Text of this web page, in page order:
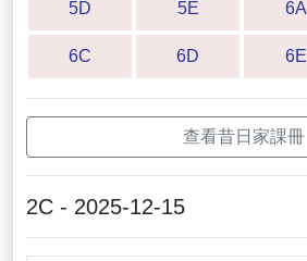
5D 5E 6A
6C 6D 6E
查看昔日家課冊
2C - 2025-12-15